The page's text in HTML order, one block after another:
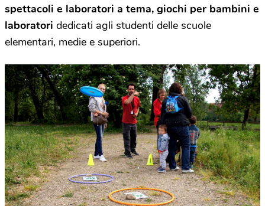
spettacoli e laboratori a tema, giochi per bambini e
laboratori dedicati agli studenti delle scuole
elementari, medie e superiori.